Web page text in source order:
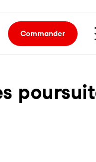
Commander